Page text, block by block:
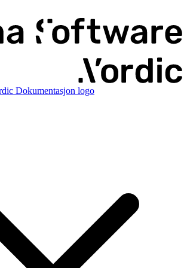
Dokumentasjon logo